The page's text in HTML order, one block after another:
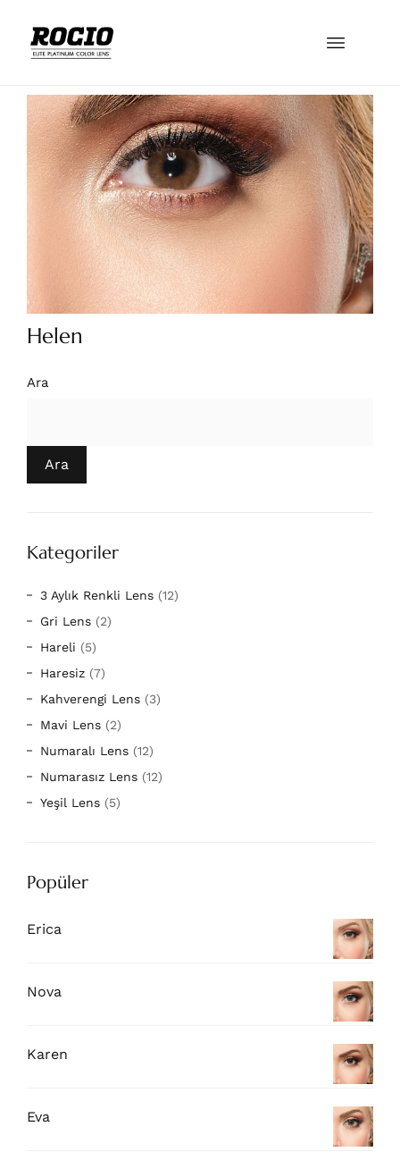
Helen
Ara
Ara
Kategoriler
3 Aylık Renkli Lens (12)
Gri Lens (2)
Hareli (5)
Haresiz (7)
Kahverengi Lens (3)
Mavi Lens (2)
Numaralı Lens (12)
Numarasız Lens (12)
Yeşil Lens (5)
Popüler
Erica
Nova
Karen
Eva